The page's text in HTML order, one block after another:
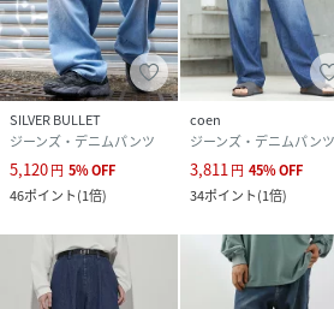
SILVER BULLET
ジーンズ・デニムパンツ
5,120円 5%OFF
46ポイント(1倍)
coen
ジーンズ・デニムパンツ
3,811 円 45%OFF
34ポイント(1倍)